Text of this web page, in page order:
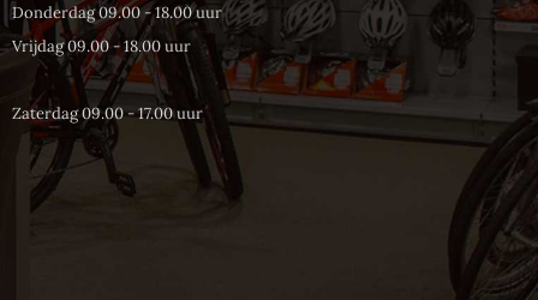
Donderdag 09.00 - 18.00 uur
Vrijdag 09.00 - 18.00 uur
Zaterdag 09.00 - 17.00 uur